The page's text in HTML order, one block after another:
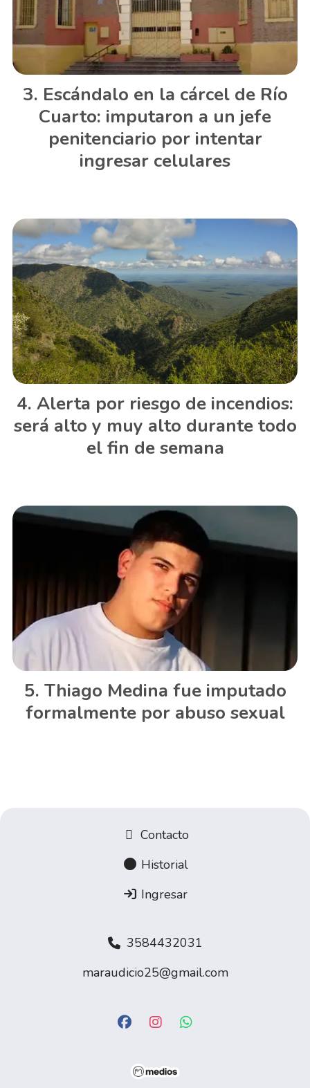
Escándalo en la cárcel de Río
Cuarto: imputaron a un jefe
penitenciario por intentar
ingresar celulares
Alerta por riesgo de incendios:
será alto y muy alto durante todo
el fin de semana
Thiago Medina fue imputado
formalmente por abuso sexual
Contacto
Historial
Ingresar
3584432031
maraudicio25@gmail.com